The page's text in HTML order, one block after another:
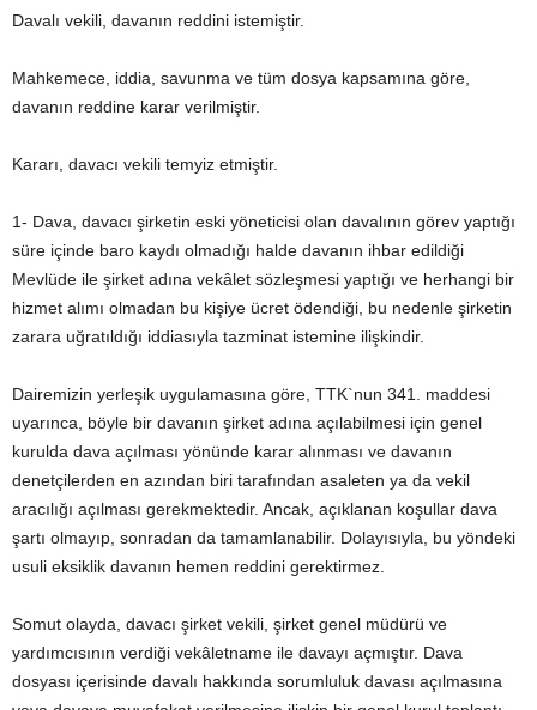
Davalı vekili, davanın reddini istemiştir.
Mahkemece, iddia, savunma ve tüm dosya kapsamına göre,
davanın reddine karar verilmiştir.
Kararı, davacı vekili temyiz etmiştir.
1- Dava, davacı şirketin eski yöneticisi olan davalının görev yaptığı
süre içinde baro kaydı olmadığı halde davanın ihbar edildiği
Mevlüde ile şirket adına vekâlet sözleşmesi yaptığı ve herhangi bir
hizmet alımı olmadan bu kişiye ücret ödendiği, bu nedenle şirketin
zarara uğratıldığı iddiasıyla tazminat istemine ilişkindir.
Dairemizin yerleşik uygulamasına göre, TTK`nun 341. maddesi
uyarınca, böyle bir davanın şirket adına açılabilmesi için genel
kurulda dava açılması yönünde karar alınması ve davanın
denetçilerden en azından biri tarafından asaleten ya da vekil
aracılığı açılması gerekmektedir. Ancak, açıklanan koşullar dava
şartı olmayıp, sonradan da tamamlanabilir. Dolayısıyla, bu yöndeki
usuli eksiklik davanın hemen reddini gerektirmez.
Somut olayda, davacı şirket vekili, şirket genel müdürü ve
yardımcısının verdiği vekâletname ile davayı açmıştır. Dava
dosyası içerisinde davalı hakkında sorumluluk davası açılmasına